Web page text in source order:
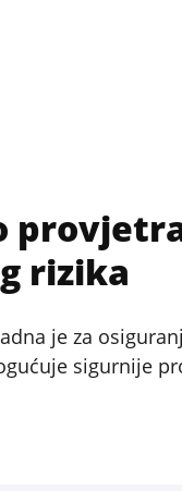
rizika
je za
sigurnije